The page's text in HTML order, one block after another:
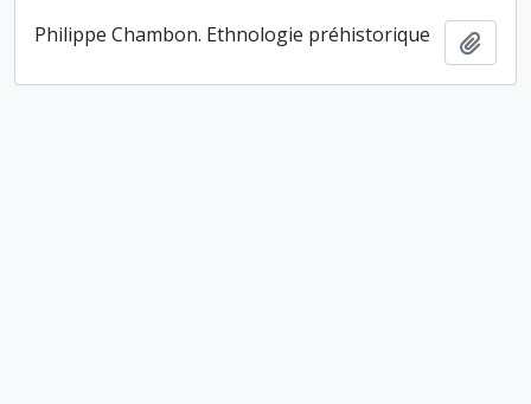
Philippe Chambon. Ethnologie préhistorique